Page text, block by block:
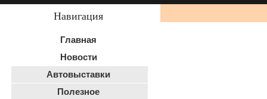
Навигация
Главная
Новости
Автовыставки
Полезное